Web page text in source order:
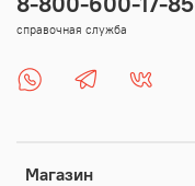
Магазин
справочная служба